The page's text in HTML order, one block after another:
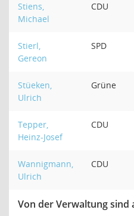
Stiens,
Michael
CDU
Stierl,
Gereon
SPD
Stüeken,
Ulrich
Grüne
Tepper,
Heinz-Josef
CDU
Wannigmann,
Ulrich
CDU
Von der Verwaltung sind